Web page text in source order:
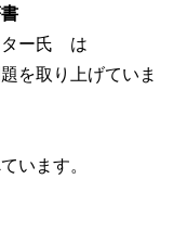
ター氏 は
を取り上げていま
います。